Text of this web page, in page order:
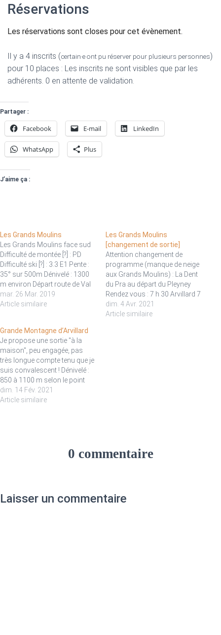
Réservations
Les réservations sont closes pour cet évènement.
Il y a 4 inscrits (certain·e ont pu réserver pour plusieurs personnes)
pour 10 places : Les inscrits ne sont visibles que par les
adhérents. 0 en attente de validation.
Partager :
Facebook E-mail LinkedIn
WhatsApp Plus
J’aime ça :
Les Grands Moulins
Les Grands Moulins face sud
Difficulté de montée [?] : PD
Difficulté ski [?] : 3.3 E1 Pente :
35° sur 500m Dénivelé : 1300
m environ Départ route de Val
Pelouse (vers 1200 m)
Descriptif sur skitour.fr
d'Arvillard (2041 m)…
mar. 26 Mar. 2019
Article similaire
Les Grands Moulins
[changement de sortie]
Attention changement de
programme (manque de neige
aux Grands Moulins) : La Dent
du Pra au départ du Pleyney
Rendez vous : 7 h 30 Arvillard 7
h 45 sortie d'Allevard, route du
Collet Le sommet
dim. 4 Avr. 2021
Article similaire
Grande Montagne d’Arvillard
Je propose une sortie "à la
maison", peu engagée, pas
très longue compte tenu que je
suis convalescent ! Dénivelé :
850 à 1100 m selon le point
atteint en voiture. Difficulté de
montée [?] : R Difficulté ski [?] :
dim. 14 Fév. 2021
Article similaire
0 commentaire
Laisser un commentaire